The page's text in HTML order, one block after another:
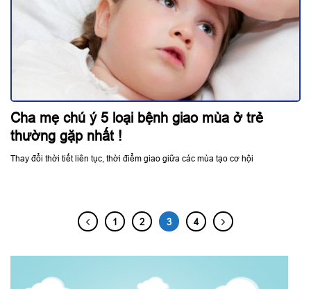
Cha mẹ chú ý 5 loại bệnh giao mùa ở trẻ
thường gặp nhất !
Thay đổi thời tiết liên tục, thời điểm giao giữa các mùa tạo cơ hội
1 2 3 4